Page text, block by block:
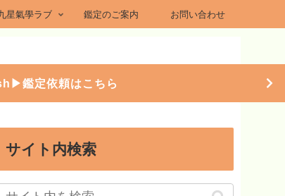
星氣學ラブ 鑑定のご案内 お問い合わせ
鑑定依頼はこちら
サイト内検索